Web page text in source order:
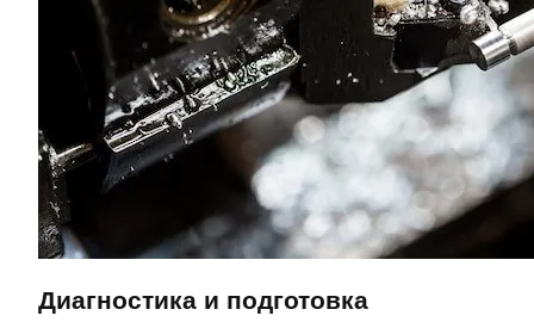
Диагностика и подготовка